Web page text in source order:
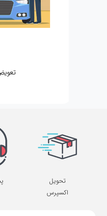
تحویل
اکسپرس